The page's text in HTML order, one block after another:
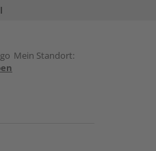
Mein Standort: